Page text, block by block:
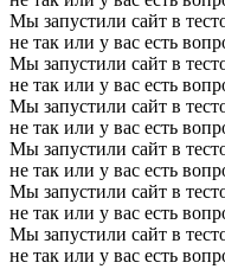
Мы запустили сайт в
не так или у вас есть
Мы запустили сайт в
не так или у вас есть
Мы запустили сайт в
не так или у вас есть
Мы запустили сайт в
не так или у вас есть
Мы запустили сайт в
не так или у вас есть
Мы запустили сайт в
не так или у вас есть